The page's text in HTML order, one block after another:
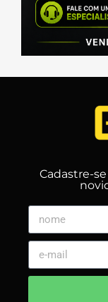
Cadastre-